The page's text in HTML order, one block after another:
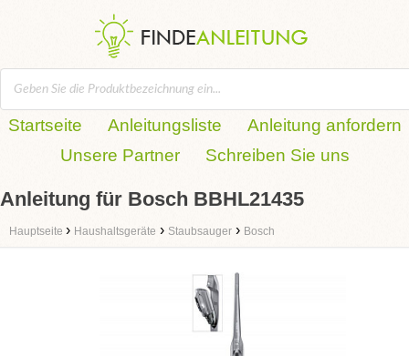
Startseite Anleitungsliste
Anleitung anfordern
Unsere Partner
Schreiben Sie uns
Anleitung für Bosch BBHL21435
Hauptseite › Haushaltsgeräte › Staubsauger › Bosch